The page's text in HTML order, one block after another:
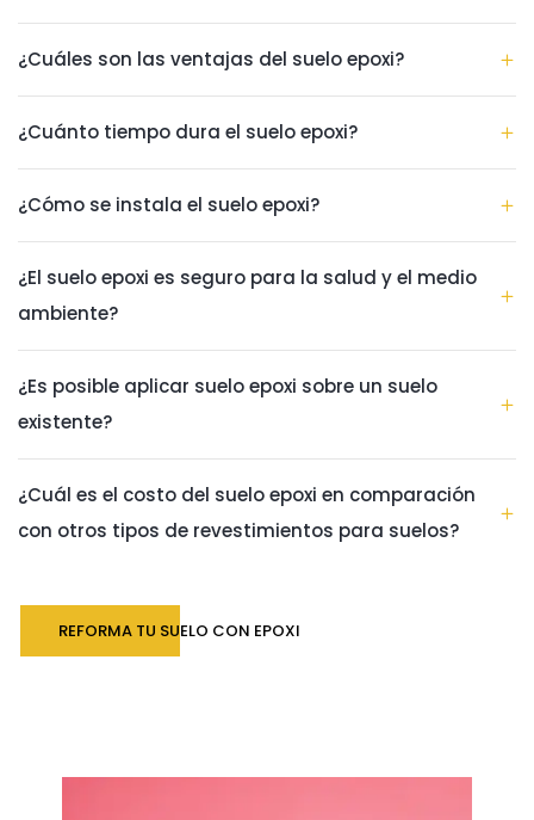
¿Cuáles son las ventajas del suelo epoxi?
¿Cuánto tiempo dura el suelo epoxi?
¿Cómo se instala el suelo epoxi?
¿El suelo epoxi es seguro para la salud y el medio
ambiente?
¿Es posible aplicar suelo epoxi sobre un suelo
existente?
¿Cuál es el costo del suelo epoxi en comparación
con otros tipos de revestimientos para suelos?
REFORMA TU SUELO CON EPOXI